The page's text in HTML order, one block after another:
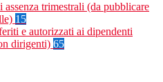
assenza trimestrali (da pubblicare
15
e autorizzati ai dipendenti
dirigenti) 65